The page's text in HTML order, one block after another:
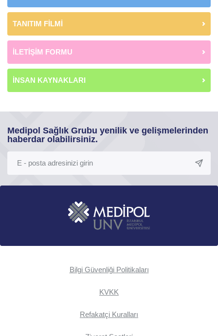
TANITIM FİLMİ
İLETİŞİM FORMU
İNSAN KAYNAKLARI
Medipol Sağlık Grubu yenilik ve gelişmelerinden
haberdar olabilirsiniz.
Bilgi Güvenliği Politikaları
KVKK
Refakatçi Kuralları